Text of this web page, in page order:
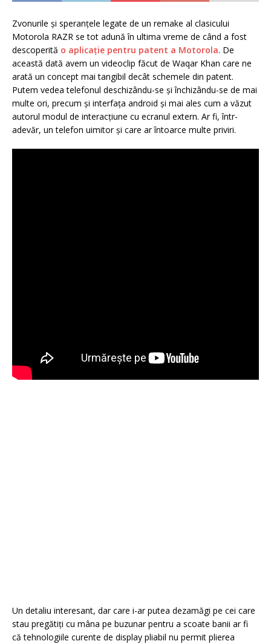
Zvonurile și speranțele legate de un remake al clasicului
Motorola RAZR se tot adună în ultima vreme de când a fost
descoperită o aplicație pentru patent a Motorola. De
această dată avem un videoclip făcut de Waqar Khan care ne
arată un concept mai tangibil decât schemele din patent.
Putem vedea telefonul deschizându-se și închizându-se de mai
multe ori, precum și interfața android și mai ales cum a văzut
autorul modul de interacțiune cu ecranul extern. Ar fi, într-
adevăr, un telefon uimitor și care ar întoarce multe priviri.
Un detaliu interesant, dar care i-ar putea dezamăgi pe cei care
stau pregătiți cu mâna pe buzunar pentru a scoate banii ar fi
că tehnologiile curente de display pliabil nu permit plierea